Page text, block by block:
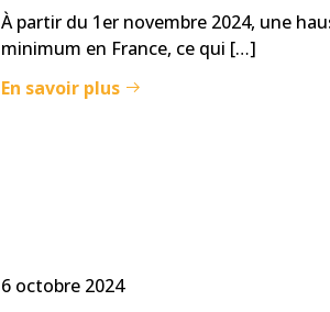
À partir du 1er novembre 2024, une
minimum en France, ce qui […]
En savoir plus
6 octobre 2024